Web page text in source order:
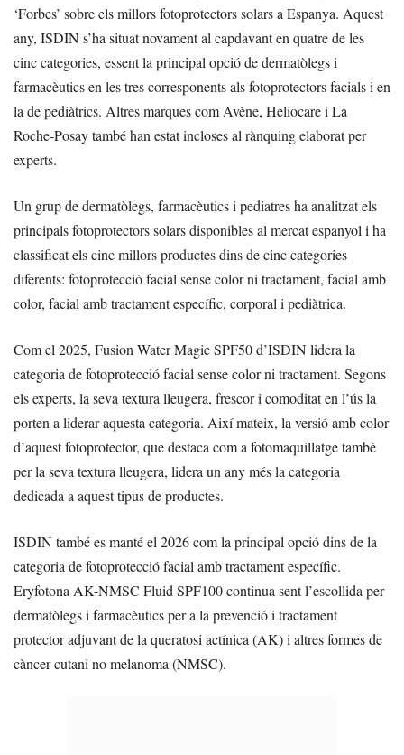
‘Forbes’ sobre els millors fotoprotectors solars a Espanya. Aquest
any, ISDIN s’ha situat novament al capdavant en quatre de les
cinc categories, essent la principal opció de dermatòlegs i
farmacèutics en les tres corresponents als fotoprotectors facials i en
la de pediàtrics. Altres marques com Avène, Heliocare i La
Roche-Posay també han estat incloses al rànquing elaborat per
experts.
Un grup de dermatòlegs, farmacèutics i pediatres ha analitzat els
principals fotoprotectors solars disponibles al mercat espanyol i ha
classificat els cinc millors productes dins de cinc categories
diferents: fotoprotecció facial sense color ni tractament, facial amb
color, facial amb tractament específic, corporal i pediàtrica.
Com el 2025, Fusion Water Magic SPF50 d’ISDIN lidera la
categoria de fotoprotecció facial sense color ni tractament. Segons
els experts, la seva textura lleugera, frescor i comoditat en l’ús la
porten a liderar aquesta categoria. Així mateix, la versió amb color
d’aquest fotoprotector, que destaca com a fotomaquillatge també
per la seva textura lleugera, lidera un any més la categoria
dedicada a aquest tipus de productes.
ISDIN també es manté el 2026 com la principal opció dins de la
categoria de fotoprotecció facial amb tractament específic.
Eryfotona AK-NMSC Fluid SPF100 continua sent l’escollida per
dermatòlegs i farmacèutics per a la prevenció i tractament
protector adjuvant de la queratosi actínica (AK) i altres formes de
càncer cutani no melanoma (NMSC).